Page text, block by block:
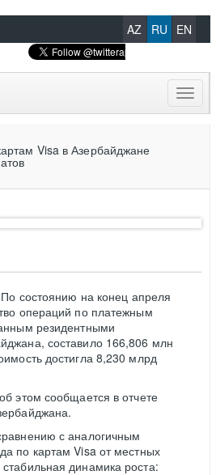
AZ RU EN
Visa в Азербайджане
состоянию на конец апреля
операций по платежным
резидентными
составило 166,806 млн
достигла 8,230 млрд
этом сообщается в отчете
с аналогичным
по картам Visa от местных
динамика роста: